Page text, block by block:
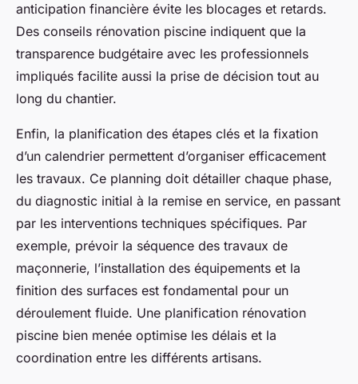
anticipation financière évite les blocages et retards.
Des conseils rénovation piscine indiquent que la
transparence budgétaire avec les professionnels
impliqués facilite aussi la prise de décision tout au
long du chantier.
Enfin, la planification des étapes clés et la fixation
d’un calendrier permettent d’organiser efficacement
les travaux. Ce planning doit détailler chaque phase,
du diagnostic initial à la remise en service, en passant
par les interventions techniques spécifiques. Par
exemple, prévoir la séquence des travaux de
maçonnerie, l’installation des équipements et la
finition des surfaces est fondamental pour un
déroulement fluide. Une planification rénovation
piscine bien menée optimise les délais et la
coordination entre les différents artisans.